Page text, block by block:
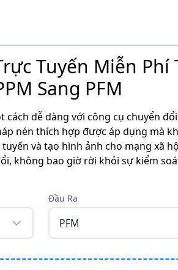
Tuyến Miễn Phí
Sang PFM
cách dễ dàng với công cụ chuyển
nén thích hợp được áp dụng mà
và tạo hình ảnh cho mạng xã
không bao giờ rời khỏi sự kiểm
Đầu Ra
PFM